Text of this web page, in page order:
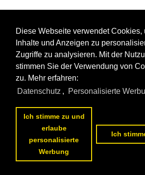
Datenschutzerklärung
Diese Webseite verwendet Cookies,
Inhalte und Anzeigen zu
Zugriffe zu analysieren. Mit der
stimmen Sie der Verwendung von
zu. Mehr erfahren:
Datenschutz , Personalisierte
Ich stimme zu und
erlaube
personalisierte
Werbung
Ich